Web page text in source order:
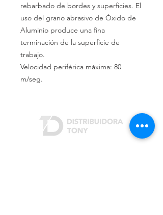
rebarbado de bordes y superficies. El
uso del grano abrasivo de Óxido de
Aluminio produce una fina
terminación de la superficie de
trabajo.
Velocidad periférica máxima: 80
m/seg.